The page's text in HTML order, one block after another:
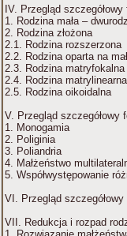
IV. Przegląd
1. Rodzina mała –
2. Rodzina złożona
2.1. Rodzina rozszerzona
2.2. Rodzina oparta na
2.3. Rodzina matryfokalna
2.4. Rodzina matrylinearna
2.5. Rodzina oikoidalna
V. Przegląd szczegółowy
1. Monogamia
2. Poliginia
3. Poliandria
4. Małżeństwo
5. Współwystępowanie
VI. Przegląd
VII. Redukcja i rozpad